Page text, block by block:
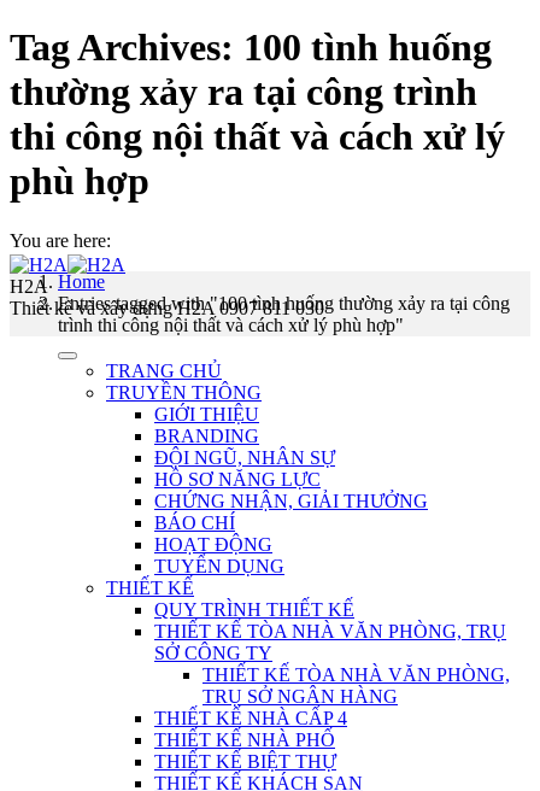
Tag Archives: 100 tình huống
thường xảy ra tại công trình
thi công nội thất và cách xử lý
phù hợp
You are here:
Home
Entries tagged with "100 tình huống thường xảy ra tại công
trình thi công nội thất và cách xử lý phù hợp"
H2A
Thiết kế và xây dựng H2A 0907 811 030
TRANG CHỦ
TRUYỀN THÔNG
GIỚI THIỆU
BRANDING
ĐỘI NGŨ, NHÂN SỰ
HỒ SƠ NĂNG LỰC
CHỨNG NHẬN, GIẢI THƯỞNG
BÁO CHÍ
HOẠT ĐỘNG
TUYỂN DỤNG
THIẾT KẾ
QUY TRÌNH THIẾT KẾ
THIẾT KẾ TÒA NHÀ VĂN PHÒNG, TRỤ
SỞ CÔNG TY
THIẾT KẾ TÒA NHÀ VĂN PHÒNG,
TRỤ SỞ NGÂN HÀNG
THIẾT KẾ NHÀ CẤP 4
THIẾT KẾ NHÀ PHỐ
THIẾT KẾ BIỆT THỰ
THIẾT KẾ KHÁCH SẠN